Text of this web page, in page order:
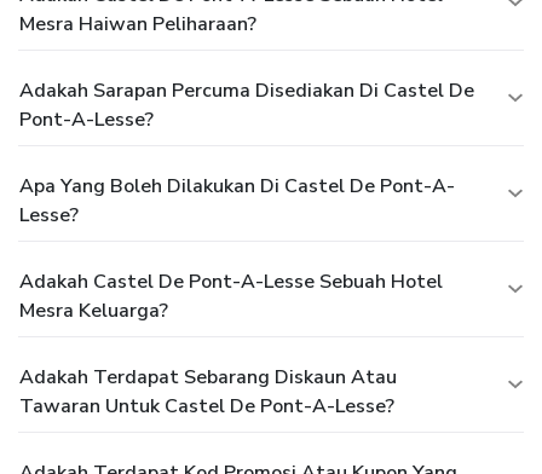
Mesra Haiwan Peliharaan?
Adakah Sarapan Percuma Disediakan Di Castel De
Pont-A-Lesse?
Apa Yang Boleh Dilakukan Di Castel De Pont-A-
Lesse?
Adakah Castel De Pont-A-Lesse Sebuah Hotel
Mesra Keluarga?
Adakah Terdapat Sebarang Diskaun Atau
Tawaran Untuk Castel De Pont-A-Lesse?